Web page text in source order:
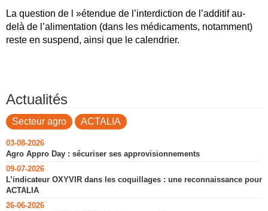
La question de l »étendue de l’interdiction de l’additif au-
delà de l’alimentation (dans les médicaments, notamment)
reste en suspend, ainsi que le calendrier.
Actualités
Secteur agro ACTALIA
03-08-2026
Agro Appro Day : sécuriser ses approvisionnements
09-07-2026
L’indicateur OXYVIR dans les coquillages : une reconnaissance pour
ACTALIA
26-06-2026